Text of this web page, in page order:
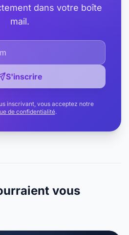
dans votre boîte
mail.
S'inscrire
inscrivant, vous acceptez notre
de confidentialité.
vous